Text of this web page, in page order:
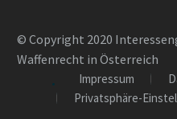
© Copyright 2020
Waffenrecht in Österreich
Impressum
Privatsphäre-